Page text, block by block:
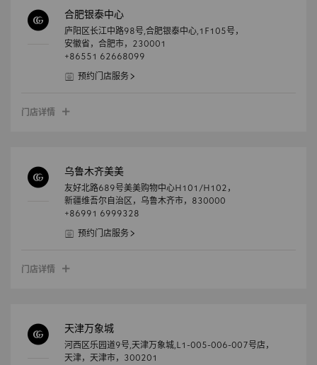
合肥银泰中心
庐阳区长江中路98号,合肥银泰中心,1F105号，
安徽省， 合肥市， 230001
+86551 62668099
预约门店服务
门店详情
乌鲁木齐美美
友好北路689号美美购物中心H101/H102，
新疆维吾尔自治区， 乌鲁木齐市， 830000
+86991 6999328
预约门店服务
门店详情
天津万象城
河西区乐园道9号,天津万象城,L1-005-006-007号店，
天津， 天津市， 300201